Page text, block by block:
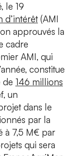
le 19
d’intérêt (AMI
approuvés la
cadre
AMI, qui
constitue
de 146 millions
un
dans le
par la
à 7,5 M€ par
qui sera